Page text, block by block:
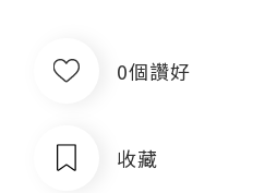
0個讚好
收藏